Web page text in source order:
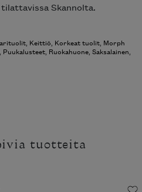
Skannolta.
, Keittiö, Korkeat tuolit, Morph
, Puukalusteet, Ruokahuone, Saksalainen,
tuotteita